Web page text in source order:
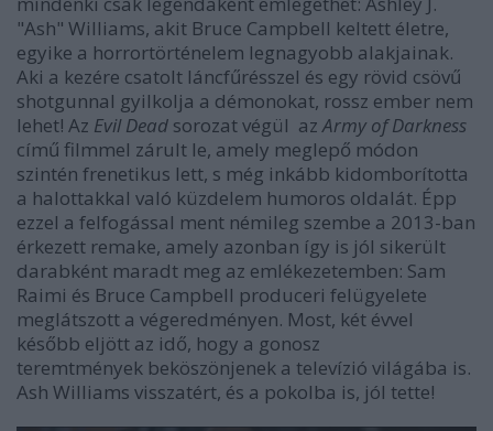
"Ash" Williams, akit Bruce Campbell keltett életre,
egyike a horrortörténelem legnagyobb alakjainak.
Aki a kezére csatolt láncfűrésszel és egy rövid csövű
shotgunnal gyilkolja a démonokat, rossz ember nem
lehet! Az Evil Dead sorozat végül azArmy of Darkness
című filmmel zárult le, amely meglepő módon
szintén frenetikus lett, s még inkább kidomborította
a halottakkal való küzdelem humoros oldalát. Épp
ezzel a felfogással ment némileg szembe a 2013-ban
érkezett remake, amely azonban így is jól sikerült
darabként maradt meg az emlékezetemben: Sam
Raimi és Bruce Campbell produceri felügyelete
meglátszott a végeredményen. Most, két évvel
később eljött az idő, hogy a gonosz
teremtmények beköszönjenek a televízió világába is.
Ash Williams visszatért, és a pokolba is, jól tette!